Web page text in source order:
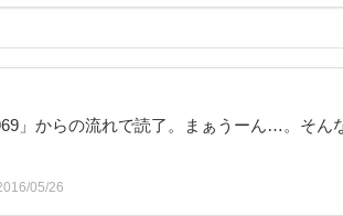
」からの流れで読了。まぁうーん…。そん
05/26